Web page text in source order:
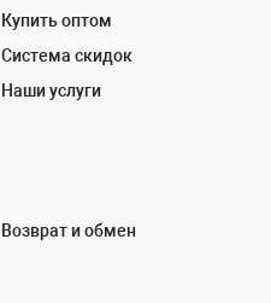
Купить оптом
Система скидок
Наши услуги
Возврат и обмен